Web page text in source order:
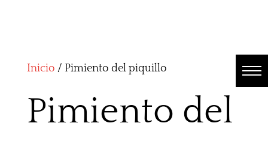
Inicio / Pimiento del piquillo
Pimiento del